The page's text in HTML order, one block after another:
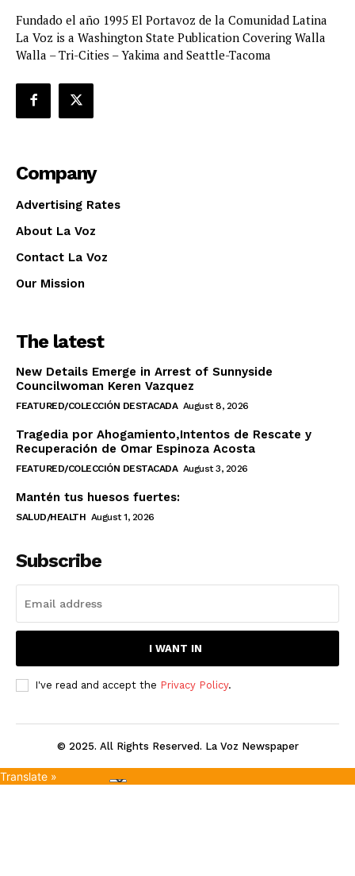
Fundado el año 1995 El Portavoz de la Comunidad Latina
La Voz is a Washington State Publication Covering Walla
Walla – Tri-Cities – Yakima and Seattle-Tacoma
Company
Advertising Rates
About La Voz
Contact La Voz
Our Mission
The latest
New Details Emerge in Arrest of Sunnyside
Councilwoman Keren Vazquez
FEATURED/COLECCIÓN DESTACADA August 8, 2026
Tragedia por Ahogamiento,Intentos de Rescate y
Recuperación de Omar Espinoza Acosta
FEATURED/COLECCIÓN DESTACADA August 3, 2026
Mantén tus huesos fuertes:
SALUD/HEALTH August 1, 2026
Subscribe
I WANT IN
I've read and accept the Privacy Policy.
© 2025. All Rights Reserved. La Voz Newspaper
Translate »